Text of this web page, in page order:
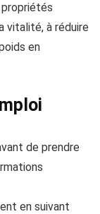
vitalité, à réduire
en
de prendre
en suivant